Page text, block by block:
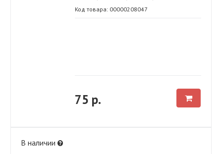
Код товара: 00000208047
75 р.
В наличии